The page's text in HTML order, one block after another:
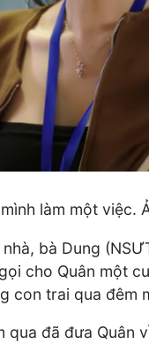
làm một việc.
bà Dung
cho Quân một
con trai qua đêm
đã đưa Quân